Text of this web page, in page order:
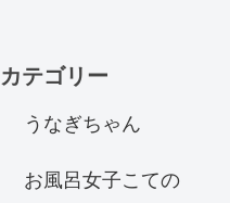
カテゴリー
うなぎちゃん
お風呂女子こての